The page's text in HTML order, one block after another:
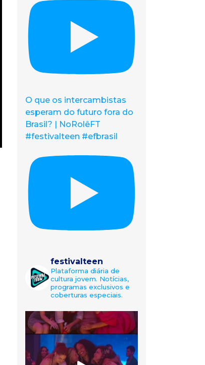
O que os intercambistas
esperam do futuro fora do
Brasil? | NoRolêFT
#festivalteen #efbrasil
festivalteen
Plataforma diária de
cultura jovem. Notícias,
programas exclusivos e
coberturas especiais.